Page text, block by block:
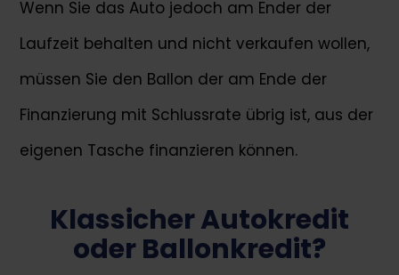
Wenn Sie das Auto jedoch am Ender der
Laufzeit behalten und nicht verkaufen wollen,
müssen Sie den Ballon der am Ende der
Finanzierung mit Schlussrate übrig ist, aus der
eigenen Tasche finanzieren können.
Klassicher Autokredit
oder Ballonkredit?